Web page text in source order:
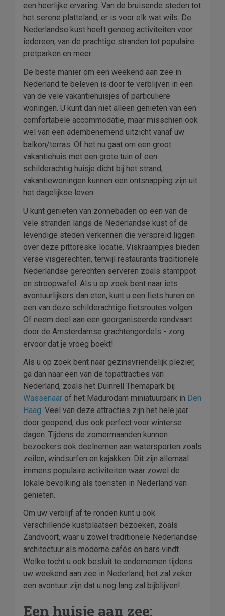
een heerlijke ervaring. Van de bruisende steden tot
het serene platteland, er is voor elk wat wils. De
Nederlandse kust heeft genoeg activiteiten voor
iedereen, van de prachtige stranden tot populaire
pretparken en meer.
De beste manier om een weekend aan zee in
Nederland te beleven is door te verblijven in een
van de vele vakantiehuisjes of particuliere
woningen. U kunt dan niet alleen genieten van een
comfortabele accommodatie, maar misschien ook
wel van een adembenemend uitzicht vanaf uw
balkon/terras. Of het nu gaat om een groot
vakantiehuis met een grote tuin of een
schilderachtig huisje dicht bij het strand,
vakantiewoningen kunnen een ontsnapping zijn uit
het dagelijkse leven.
U kunt genieten van zonnebaden op een van de
vele stranden langs de Nederlandse kust of de
levendige steden verkennen die verspreid liggen
over deze pittoreske locatie. Viskraampjes bieden
verse visgerechten, terwijl restaurants traditionele
Nederlandse gerechten serveren zoals stamppot
en stroopwafel. Als u op zoek bent naar iets
avontuurlijkers dan eten, kunt u een fiets huren en
een van deze schilderachtige fietsroutes volgen
Of neem deel aan een georganiseerde rondvaart
door de Amsterdamse grachtengordels - zorg
ervoor dat je vroeg boekt!
Als u op zoek bent naar gezinsvriendelijk plezier,
ga dan naar een van de topattracties van
Nederland, zoals het Duinrell Themapark bij
Wassenaar of het Madurodam miniatuurpark in Den
Haag. Veel van deze attracties zijn het hele jaar
door geopend, dus ook perfect voor winterse
dagen. Tijdens de zomermaanden kunnen
bezoekers ook deelnemen aan watersporten zoals
zeilen, windsurfen en kajakken. Dit zijn allemaal
immens populaire activiteiten waar zowel de
lokale bevolking als toeristen in Nederland van
genieten.
Om uw verblijf af te ronden kunt u ook
verschillende kustplaatsen bezoeken, zoals
Zandvoort, waar u zowel traditionele Nederlandse
architectuur als moderne cafés en bars vindt.
Welke tocht u ook besluit te ondernemen tijdens
uw weekend aan zee in Nederland, het zal zeker
een avontuur zijn dat u nog lang zal bijblijven!
Een huisje aan zee: